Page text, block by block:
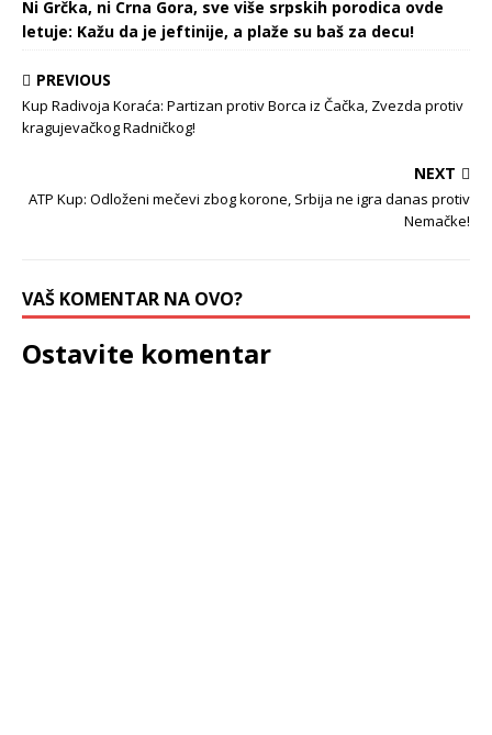
Ni Grčka, ni Crna Gora, sve više srpskih porodica ovde
letuje: Kažu da je jeftinije, a plaže su baš za decu!
PREVIOUS
Kup Radivoja Koraća: Partizan protiv Borca iz Čačka, Zvezda protiv
kragujevačkog Radničkog!
NEXT
ATP Kup: Odloženi mečevi zbog korone, Srbija ne igra danas protiv
Nemačke!
VAŠ KOMENTAR NA OVO?
Ostavite komentar